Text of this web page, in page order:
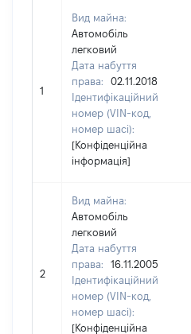
1
Вид майна:
Автомобіль
легковий
Дата набуття
права:
02.11.2018
Ідентифікаційний
номер (VIN-код,
номер шасі):
[Конфіденційна
інформація]
2
Вид майна:
Автомобіль
легковий
Дата набуття
права:
16.11.2005
Ідентифікаційний
номер (VIN-код,
номер шасі):
[Конфіденційна